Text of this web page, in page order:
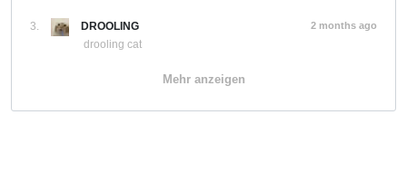
3.
DROOLING
drooling cat
2 months ago
Mehr anzeigen